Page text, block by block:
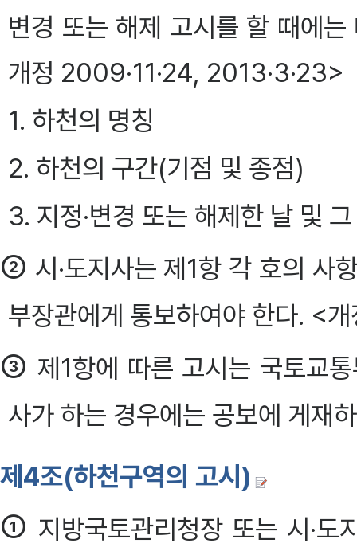
변경 또는 해제 고시를 할 때에
개정 2009·11·24, 2013·3·23>
1. 하천의 명칭
2. 하천의 구간(기점 및 종점)
3. 지정·변경 또는 해제한 날 및
② 시·도지사는 제1항 각 호의 사
부장관에게 통보하여야 한다. <
③ 제1항에 따른 고시는 국토교
사가 하는 경우에는 공보에 게재
제4조(하천구역의 고시)
① 지방국토관리청장 또는 시·도